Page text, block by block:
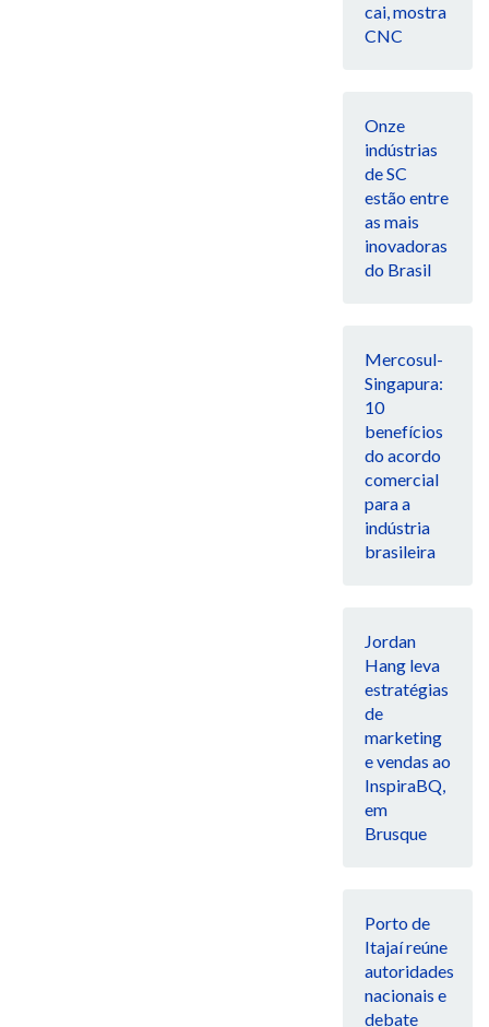
cai, mostra
CNC
Onze
indústrias
de SC
estão entre
as mais
inovadoras
do Brasil
Mercosul-
Singapura:
10
benefícios
do acordo
comercial
para a
indústria
brasileira
Jordan
Hang leva
estratégias
de
marketing
e vendas ao
InspiraBQ,
em
Brusque
Porto de
Itajaí reúne
autoridades
nacionais e
debate